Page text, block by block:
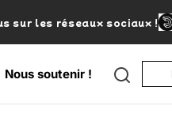
sur les réseaux sociaux !
Nous soutenir ! Search